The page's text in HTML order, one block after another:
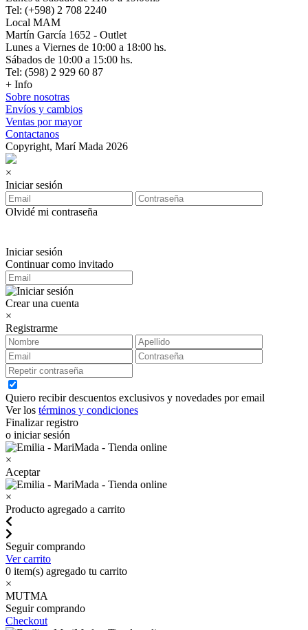
Tel: (+598) 2 708 2240
Local MAM
Martín García 1652 - Outlet
Lunes a Viernes de 10:00 a 18:00 hs.
Sábados de 10:00 a 15:00 hs.
Tel: (598) 2 929 60 87
+ Info
Sobre nosotras
Envíos y cambios
Ventas por mayor
Contactanos
Copyright, Marí Mada 2026
×
Iniciar sesión
Olvidé mi contraseña
Iniciar sesión
Continuar como invitado
Crear una cuenta
×
Registrarme
Quiero recibir descuentos exclusivos y novedades por email
Ver los términos y condiciones
Finalizar registro
o iniciar sesión
×
Aceptar
×
Producto agregado a carrito
Seguir comprando
Ver carrito
0 item(s) agregado tu carrito
×
MUTMA
Seguir comprando
Checkout